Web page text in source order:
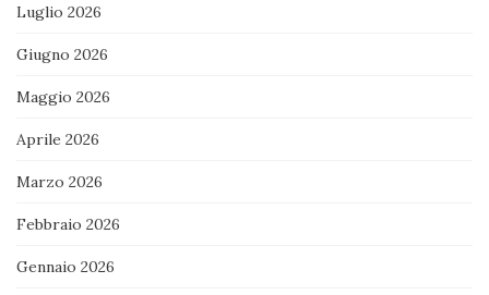
Luglio 2026
Giugno 2026
Maggio 2026
Aprile 2026
Marzo 2026
Febbraio 2026
Gennaio 2026